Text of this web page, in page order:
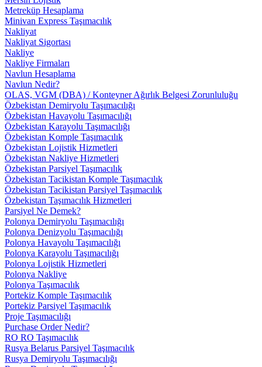
Metreküp Hesaplama
Minivan Express Taşımacılık
Nakliyat
Nakliyat Sigortası
Nakliye
Nakliye Firmaları
Navlun Hesaplama
Navlun Nedir?
OLAS, VGM (DBA) / Konteyner Ağırlık Belgesi Zorunluluğu
Özbekistan Demiryolu Taşımacılığı
Özbekistan Havayolu Taşımacılığı
Özbekistan Karayolu Taşımacılığı
Özbekistan Komple Taşımacılık
Özbekistan Lojistik Hizmetleri
Özbekistan Nakliye Hizmetleri
Özbekistan Parsiyel Taşımacılık
Özbekistan Tacikistan Komple Taşımacılık
Özbekistan Tacikistan Parsiyel Taşımacılık
Özbekistan Taşımacılık Hizmetleri
Parsiyel Ne Demek?
Polonya Demiryolu Taşımacılığı
Polonya Denizyolu Taşımacılığı
Polonya Havayolu Taşımacılığı
Polonya Karayolu Taşımacılığı
Polonya Lojistik Hizmetleri
Polonya Nakliye
Polonya Taşımacılık
Portekiz Komple Taşımacılık
Portekiz Parsiyel Taşımacılık
Proje Taşımacılığı
Purchase Order Nedir?
RO RO Taşımacılık
Rusya Belarus Parsiyel Taşımacılık
Rusya Demiryolu Taşımacılığı